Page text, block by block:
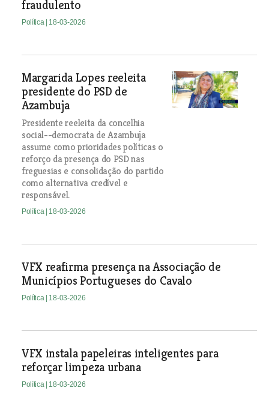
fraudulento
Política | 18-03-2026
Margarida Lopes reeleita
presidente do PSD de
Azambuja
Presidente reeleita da concelhia
social--democrata de Azambuja
assume como prioridades políticas o
reforço da presença do PSD nas
freguesias e consolidação do partido
como alternativa credível e
responsável.
Política | 18-03-2026
VFX reafirma presença na Associação de
Municípios Portugueses do Cavalo
Política | 18-03-2026
VFX instala papeleiras inteligentes para
reforçar limpeza urbana
Política | 18-03-2026